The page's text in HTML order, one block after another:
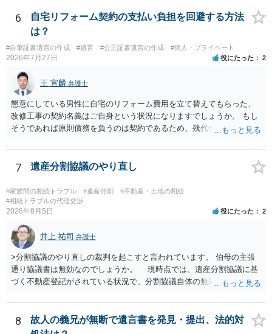
6
自宅リフォーム契約の支払い負担を回避する方法
は？
#自筆証書遺言の作成 #遺言 #公正証書遺言の作成 #個人・プライベート
2026年7月27日 役にたった 2
王 宣麟 弁護士
懇意にしている男性に自宅のリフォーム費用を立て替えてもらった、
改修工事の契約名義はご自身という状況になりますでしょうか。 もし
そうであれば原則債務を負うのは契約であるため、残代金を捻出して
ます。 入籍した場合でも、原則契約者が単独で全ての債務を負うこと
には変わりがありません。 なかなか対応に難しい案件であり、公開の
場でアドバイスを行うのも限界があるように思われますので、資料等
を持参のうえ個別に弁護士に相談されることをお勧めします。
7 遺産分割協議のやり直し
#家族間の相続トラブル #遺産分割
#不動産・土地の相続
#相続トラブルの代理交渉
2026年8月5日 役にたった 2
井上 祐司 弁護士
>分割協議のやり直しの裁判を起こすと言われています。 伯母の主張
通り協議書は無効なのでしょうか。 現時点では、遺産分割協議に基
づく不動産登記がされている状況で、分割協議自体の無効を裁判所が
方の訴訟の主張及び立証次第ですが、 ・御祖母様の認知能力に関する
医師の意見書、筆跡鑑定 が提出されればその効力が否定される可能性
はありますが、 ・伯母様自身が分割協議に加わっていること ・御祖母
8
故人の義兄が無断で遺言書を発見・提出、法的対